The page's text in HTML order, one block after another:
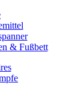
& Fußbett